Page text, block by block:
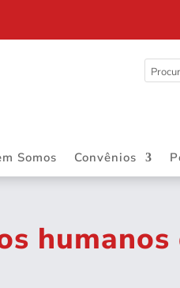
Somos Convênios
humanos